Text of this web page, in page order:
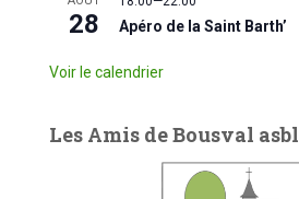
28 Apéro de la Saint Barth’
Voir le calendrier
Les Amis de Bousval asbl